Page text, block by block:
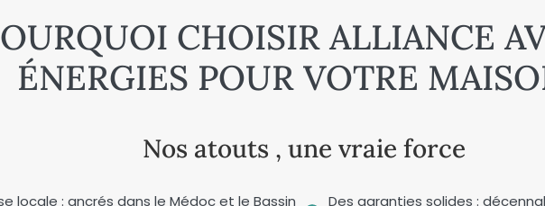
CHOISIR ALLIANCE
ÉNERGIES POUR VOTRE
Nos atouts , une vraie force
locale : ancrés dans le Médoc et le Bassin
Des garanties solides :